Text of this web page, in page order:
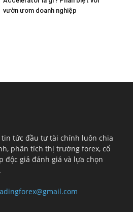
vườn ươm doanh nghiệp
tức đầu tư tài chính luôn chia
phân tích thị trường forex, cổ
độc giả đánh giá và lựa chọn